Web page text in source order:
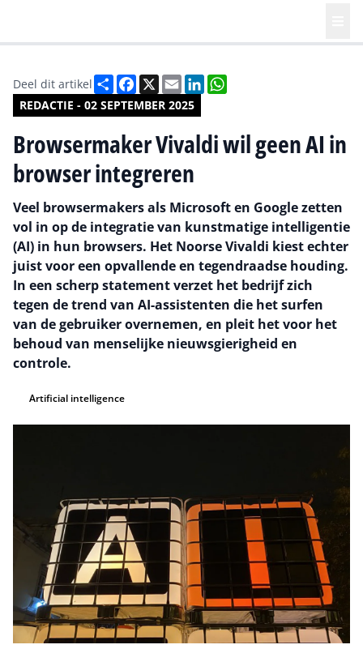
REDACTIE - 02 SEPTEMBER 2025
Deel dit artikel DeelFacebook
X EmailLinkedIn
Browsermaker Vivaldi wil geen AI in
browser integreren
Veel browsermakers als Microsoft en Google zetten
vol in op de integratie van kunstmatige intelligentie
(AI) in hun browsers. Het Noorse Vivaldi kiest echter
juist voor een opvallende en tegendraadse houding.
In een scherp statement verzet het bedrijf zich
tegen de trend van AI-assistenten die het surfen
van de gebruiker overnemen, en pleit het voor het
behoud van menselijke nieuwsgierigheid en
controle.
Artificial intelligence